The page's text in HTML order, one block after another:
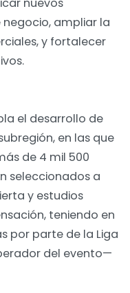
nuevos
ampliar la
y fortalecer
el desarrollo de
en las que
de 4 mil 500
seleccionados a
y estudios
teniendo en
por parte de la Liga
del evento—